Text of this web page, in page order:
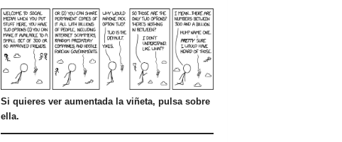
Si quieres ver aumentada la viñeta, pulsa sobre
ella.